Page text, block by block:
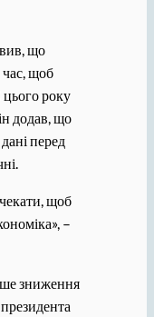
що
час, щоб
року
додав, що
перед
щоб
–
зниження